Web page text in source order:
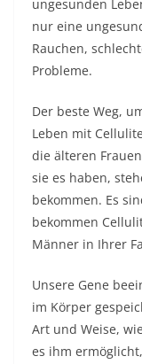
ungesunden
nur eine
Rauchen,
Probleme.
Der beste Weg,
Leben mit
die älteren
sie es haben,
bekommen. Es
bekommen
Männer in Ihrer
Unsere Gene
im Körper
Art und Weise,
es ihm